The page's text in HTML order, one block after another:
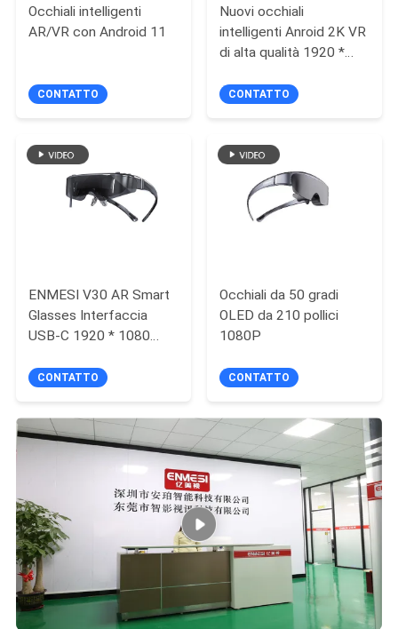
POLITICA
SULLA
PRIVACY
Occhiali intelligenti
AR/VR con Android 11
CONTATTO
Nuovi occhiali
intelligenti Anroid 2K VR
di alta qualità 1920 *
CONTATTO
ENMESI V30 AR Smart
Glasses Interfaccia
USB-C 1920 * 1080
CONTATTO
Occhiali da 50 gradi
OLED da 210 pollici
1080P
CONTATTO